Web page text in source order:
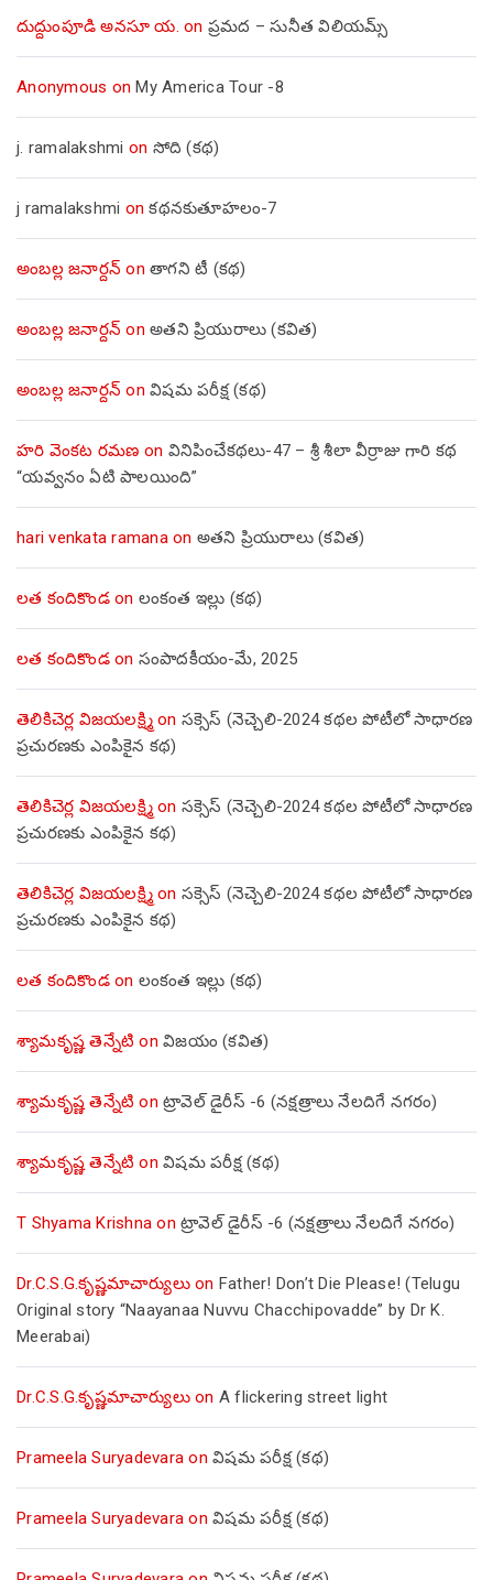
దుద్దుంపూడి అనసూ య. on ప్రమద – సునీత విలియమ్స్
Anonymous onMy America Tour -8
j. ramalakshmi on సోది (కథ)
j ramalakshmi onకథనకుతూహలం-7
అంబల్ల జనార్దన్ on తాగని టీ (కథ)
అంబల్ల జనార్దన్ on అతని ప్రియురాలు (కవిత)
అంబల్ల జనార్దన్ on విషమ పరీక్ష (క‌థ‌)
హరి వెంకట రమణ on వినిపించేకథలు-47 – శ్రీ శీలా వీర్రాజు గారి కథ
“యవ్వనం ఏటి పాలయింది”
hari venkata ramanaon అతని ప్రియురాలు (కవిత)
లత కందికొండon లంకంత ఇల్లు (కథ)
లత కందికొండon సంపాదకీయం-మే, 2025
తెలికిచెర్ల విజయలక్ష్మిon సక్సెస్ (నెచ్చెలి-2024 కథల పోటీలో సాధారణ
ప్రచురణకు ఎంపికైన కథ)
తెలికిచెర్ల విజయలక్ష్మిon సక్సెస్ (నెచ్చెలి-2024 కథల పోటీలో సాధారణ
ప్రచురణకు ఎంపికైన కథ)
తెలికిచెర్ల విజయలక్ష్మిon సక్సెస్ (నెచ్చెలి-2024 కథల పోటీలో సాధారణ
ప్రచురణకు ఎంపికైన కథ)
లత కందికొండon లంకంత ఇల్లు (కథ)
శ్యామకృష్ణ తెన్నేటి on విజయం (కవిత)
శ్యామకృష్ణ తెన్నేటి on ట్రావెల్ డైరీస్ -6 (నక్షత్రాలు నేలదిగే నగరం)
శ్యామకృష్ణ తెన్నేటి on విషమ పరీక్ష (క‌థ‌)
T Shyama Krishna on ట్రావెల్ డైరీస్ -6 (నక్షత్రాలు నేలదిగే నగరం)
Dr.C.S.G.కృష్ణమాచార్యులుon Father! Don’t Die Please! (Telugu
Original story “Naayanaa Nuvvu Chacchipovadde” by Dr K.
Meerabai)
Dr.C.S.G.కృష్ణమాచార్యులుon A flickering street light
Prameela Suryadevara on విషమ పరీక్ష (క‌థ‌)
Prameela Suryadevara on విషమ పరీక్ష (క‌థ‌)